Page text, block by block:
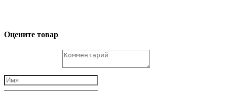
Оцените товар